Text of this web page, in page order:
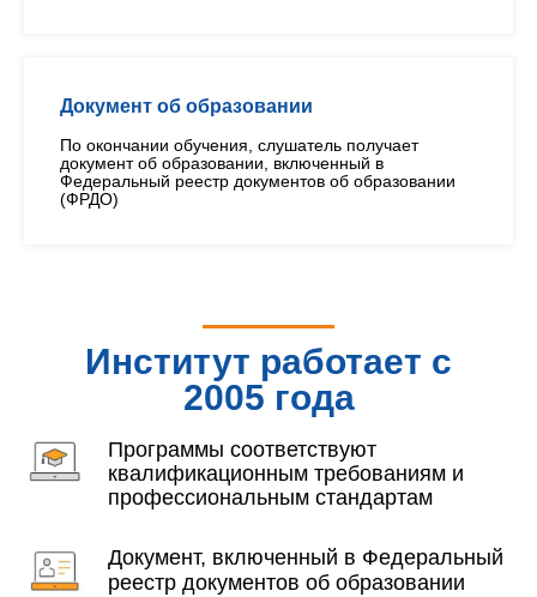
Документ об образовании
По окончании обучения, слушатель получает
документ об образовании, включенный в
Федеральный реестр документов об образовании
(ФРДО)
Институт работает с
2005 года
Программы соответствуют
квалификационным требованиям и
профессиональным стандартам
Документ, включенный в Федеральный
реестр документов об образовании